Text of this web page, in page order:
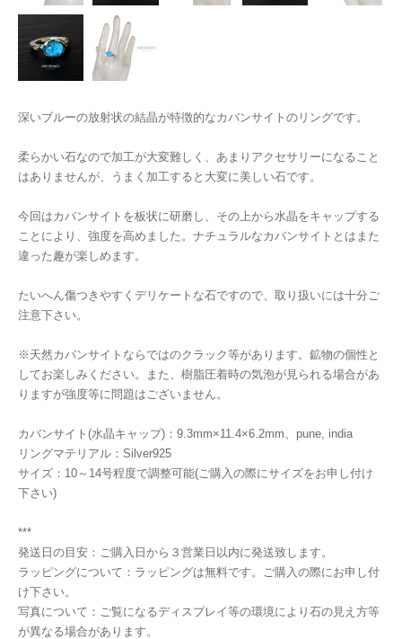
深いブルーの放射状の結晶が特徴的なカバンサイトのリングです。
柔らかい石なので加工が大変難しく、あまりアクセサリーになること
はありませんが、うまく加工すると大変に美しい石です。
今回はカバンサイトを板状に研磨し、その上から水晶をキャップする
ことにより、強度を高めました。ナチュラルなカバンサイトとはまた
違った趣が楽しめます。
たいへん傷つきやすくデリケートな石ですので、取り扱いには十分ご
注意下さい。
※天然カバンサイトならではのクラック等があります。鉱物の個性と
してお楽しみください。また、樹脂圧着時の気泡が見られる場合があ
りますが強度等に問題はございません。
カバンサイト(水晶キャップ)：9.3mm×11.4×6.2mm、pune, india
リングマテリアル：Silver925
サイズ：10～14号程度で調整可能(ご購入の際にサイズをお申し付け
下さい)
***
発送日の目安：ご購入日から３営業日以内に発送致します。
ラッピングについて：ラッピングは無料です。ご購入の際にお申し付
け下さい。
写真について：ご覧になるディスプレイ等の環境により石の見え方等
が異なる場合があります。